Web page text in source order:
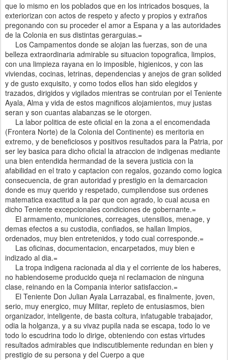
que lo mismo en los poblados que en los intricados bosques, la
exteriorizan con actos de respeto y afecto y propios y extraños
pregonando con su proceder el amor a Espana y a las autoridades
de la Colonia en sus distintas gerarguias.=
Los Campamentos donde se alojan las fuerzas, son de una
belleza extraordinaria admirable su situacion topografica, limpios,
con una limpieza rayana en lo imposible, higienicos, y con las
viviendas, cocinas, letrinas, dependencias y anejos de gran solided
y de gusto exquisito, y como todos ellos han sido elegidos y
trazados, dirigidos y vigilados mientras se contruian por el Teniente
Ayala, Alma y vida de estos magnificos alojamientos, muy justas
seran y son cuantas alabanzas se le otorgen.
La labor politica de este oficial en la zona a el encomendada
(Frontera Norte) de la Colonia del Continente) es meritoria en
extremo, y de beneficiosos y positivos resultados para la Patria, por
ser ley basica para dicho oficial la atraccion de indigenas mediante
una bien entendida hermandad de la severa justicia con la
afabilidad en el trato y captacion con regalos, gozando como logica
consecuencia, de gran autoridad y prestigio en la demarcacion
donde es muy querido y respetado, cumpliendose sus ordenes
matematica exactitud a la par que con agrado, lo cual acusa en
dicho Teniente excepcionales condiciones de gobernante.=
El armamento, municiones, correages, utensilios, menage, y
demas efectos a su custodia, confiados, se hallan limpios,
ordenados, muy bien entretenidos, y todo cual corresponde.=
Las oficinas, documentacion, encarpetados, muy bien e
indizado al dia.=
La tropa indigena racionada al dia y el corriente de los haberes,
no habiendoseme producido queja ni reclamacion de ninguna
clase, reinando en la Compania interior satisfaccion.=
El Teniente Don Julian Ayala Larrazabal, es finalmente, joven,
serio, muy energico, muy Militar, repleto de entusiasmos, bien
organizador, inteligente, de basta coltura, infatugable trabajador,
odia la holganza, y a su vivaz pupila nada se escapa, todo lo ve
todo lo escudrina todo lo dirige, obteniendo con estas virtudes
resultados admirables que indiscutiblemente redundan en bien y
prestigio de su persona y del Cuerpo a que